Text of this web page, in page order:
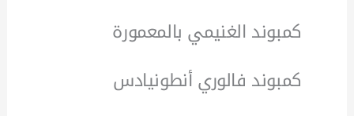
كمبوند الغنيمي بالمعمورة
كمبوند فالوري أنطونيادس